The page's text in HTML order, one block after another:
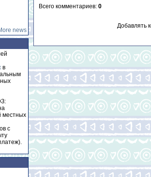
news
в
местных
с
Всего комментариев: 0
Добавлять